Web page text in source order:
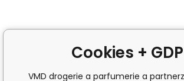
Cookies +
VMD drogerie a parfumerie a